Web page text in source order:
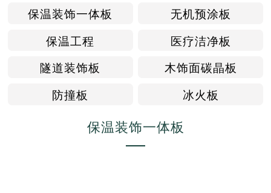
保温装饰一体板
无机预涂板
保温工程
医疗洁净板
隧道装饰板
木饰面碳晶板
防撞板
冰火板
保温装饰一体板